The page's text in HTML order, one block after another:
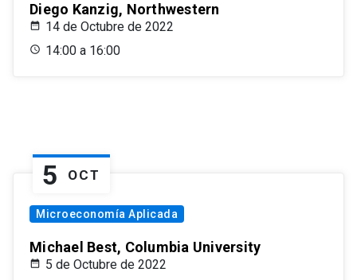
Diego Kanzig, Northwestern
14 de Octubre de 2022
14:00 a 16:00
5 OCT
Microeconomía Aplicada
Michael Best, Columbia University
5 de Octubre de 2022